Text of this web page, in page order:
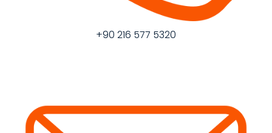
+90 216 577 5320